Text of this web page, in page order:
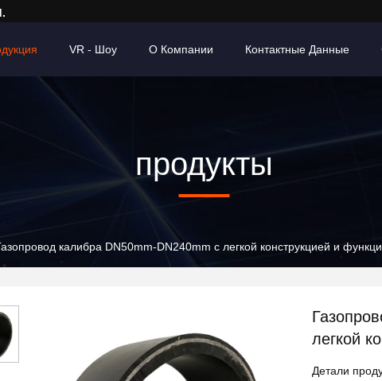
VR - Шоу О Компании Контактные Данные
продукты
калибра DN50mm-DN240mm с легкой конструкцией и
легкой
Детали